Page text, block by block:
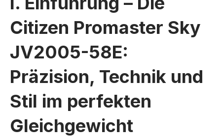
Citizen Promaster Sky
JV2005-58E:
Präzision, Technik und
Stil im perfekten
Gleichgewicht